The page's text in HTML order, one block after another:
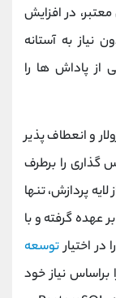
در افزایش
به آستانه
پاداش‌ ها را
و انعطاف‌ پذیر
گذاری را برطرف
پردازش، تنها
عهده گرفته و با
توسعه
براساس نیاز خود